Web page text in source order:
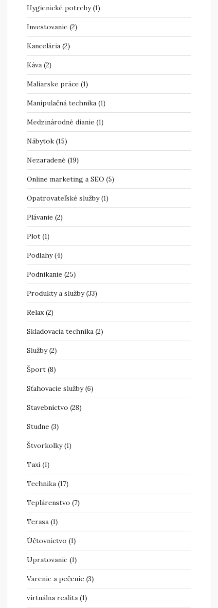
Hygienické potreby(1)
Investovanie (2)
Kancelária (2)
Káva (2)
Maliarske práce (1)
Manipulačná technika (1)
Medzinárodné dianie (1)
Nábytok (15)
Nezaradené (19)
Online marketing a SEO (5)
Opatrovateľské služby(1)
Plávanie (2)
Plot (1)
Podlahy(4)
Podnikanie (25)
Produkty a služby(33)
Relax(2)
Skladovacia technika (2)
Služby(2)
Šport (8)
Sťahovacie služby(6)
Stavebníctvo (28)
Studne (3)
Štvorkolky(1)
Taxi (1)
Technika (17)
Teplárenstvo (7)
Terasa (1)
Účtovníctvo (1)
Upratovanie (1)
Varenie a pečenie (3)
virtuálna realita (1)